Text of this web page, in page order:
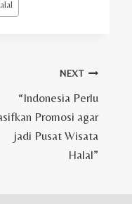
NEXT
“Indonesia Perlu
Promosi agar
jadi Pusat Wisata
Halal”